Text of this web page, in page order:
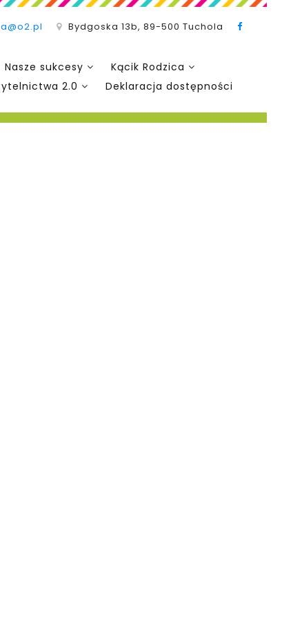
Bydgoska 13b, 89-500 Tuchola
Nasze sukcesy
Kącik Rodzica
2.0 Deklaracja dostępności